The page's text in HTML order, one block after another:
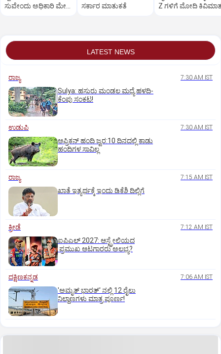
ಸುವೇಂದು ಅಧಿಕಾರಿ ಮೇಲೆ
ಸರ್ಕಾರ ಮಾತುಕತೆ
Z ಗಳಿಗೆ ಮೋದಿ
LATEST NEWS
ರಾಜ್ಯ 7:30 AM IST
Sulya: ಹಸುರು ಮಂಡಲ ಮಧ್ಯೆ ಹಳದಿ-
ಕೆಂಪು ಸಂಕಟ!
ಉಡುಪಿ 7:30 AM IST
ಆಫ್ರಿಕನ್‌ ಹಂದಿ ಜ್ವರ:10 ದಿನದಲ್ಲಿ ಕಾಡು
ಹಂದಿಗಳ ಸಾವಿಲ್ಲ
ರಾಜ್ಯ 7:15 AM IST
ಖಾತೆ ಇತ್ಯರ್ಥಕ್ಕೆ ಇಂದು ಡಿಕೆಶಿ ದಿಲ್ಲಿಗೆ
ಕ್ರೀಡೆ 7:12 AM IST
ಐಪಿಎಲ್‌ 2027: ಆಸ್ಟ್ರೇಲಿಯದ
ಪ್ರಮುಖ ಆಟಗಾರರು ಅಲಭ್ಯ?
ದಕ್ಷಿಣಕನ್ನಡ 7:06 AM IST
'ಅಮೃತ್‌ ಭಾರತ್‌' ನಲ್ಲಿ 12 ರೈಲು
ನಿಲ್ದಾಣಗಳು ಮಾತ್ರ ಪೂರ್ಣ!